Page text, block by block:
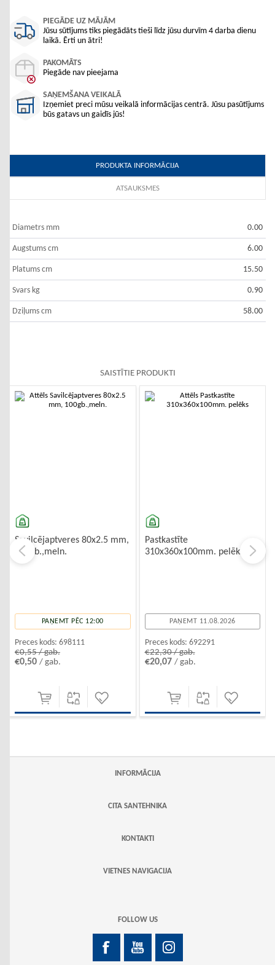
PIEGĀDE UZ MĀJĀM
Jūsu sūtījums tiks piegādāts tieši līdz jūsu durvīm 4 darba dienu
laikā. Ērti un ātri!
PAKOMĀTS
Piegāde nav pieejama
SAŅEMŠANA VEIKALĀ
Izņemiet preci mūsu veikalā informācijas centrā. Jūsu pasūtījums
būs gatavs un gaidīs jūs!
PRODUKTA INFORMĀCIJA
ATSAUKSMES
Diametrs mm 0.00
Augstums cm 6.00
Platums cm 15.50
Svars kg 0.90
Dziļums cm 58.00
SAISTĪTIE PRODUKTI
Savilcējaptveres 80x2.5 mm,
100gb.,meln.
PAŅEMT PĒC 12:00
Preces kods: 698111
€0,55 / gab.
€0,50 / gab.
-10%
Pastkastīte
310x360x100mm. pelēks
PAŅEMT 11.08.2026
Preces kods: 692291
€22,30 / gab.
€20,07 / gab.
INFORMĀCIJA
CITA SANTEHNIKA
KONTAKTI
VIETNES NAVIGACIJA
FOLLOW US